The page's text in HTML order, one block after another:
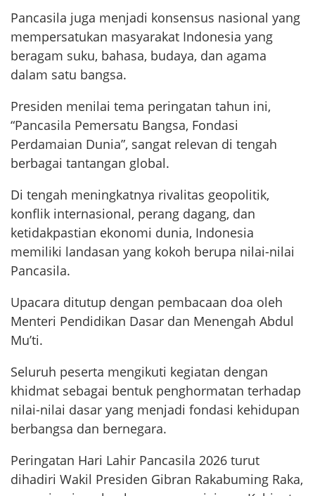
Pancasila juga menjadi konsensus nasional yang
mempersatukan masyarakat Indonesia yang
beragam suku, bahasa, budaya, dan agama
dalam satu bangsa.
Presiden menilai tema peringatan tahun ini,
“Pancasila Pemersatu Bangsa, Fondasi
Perdamaian Dunia”, sangat relevan di tengah
berbagai tantangan global.
Di tengah meningkatnya rivalitas geopolitik,
konflik internasional, perang dagang, dan
ketidakpastian ekonomi dunia, Indonesia
memiliki landasan yang kokoh berupa nilai-nilai
Pancasila.
Upacara ditutup dengan pembacaan doa oleh
Menteri Pendidikan Dasar dan Menengah Abdul
Mu’ti.
Seluruh peserta mengikuti kegiatan dengan
khidmat sebagai bentuk penghormatan terhadap
nilai-nilai dasar yang menjadi fondasi kehidupan
berbangsa dan bernegara.
Peringatan Hari Lahir Pancasila 2026 turut
dihadiri Wakil Presiden Gibran Rakabuming Raka,